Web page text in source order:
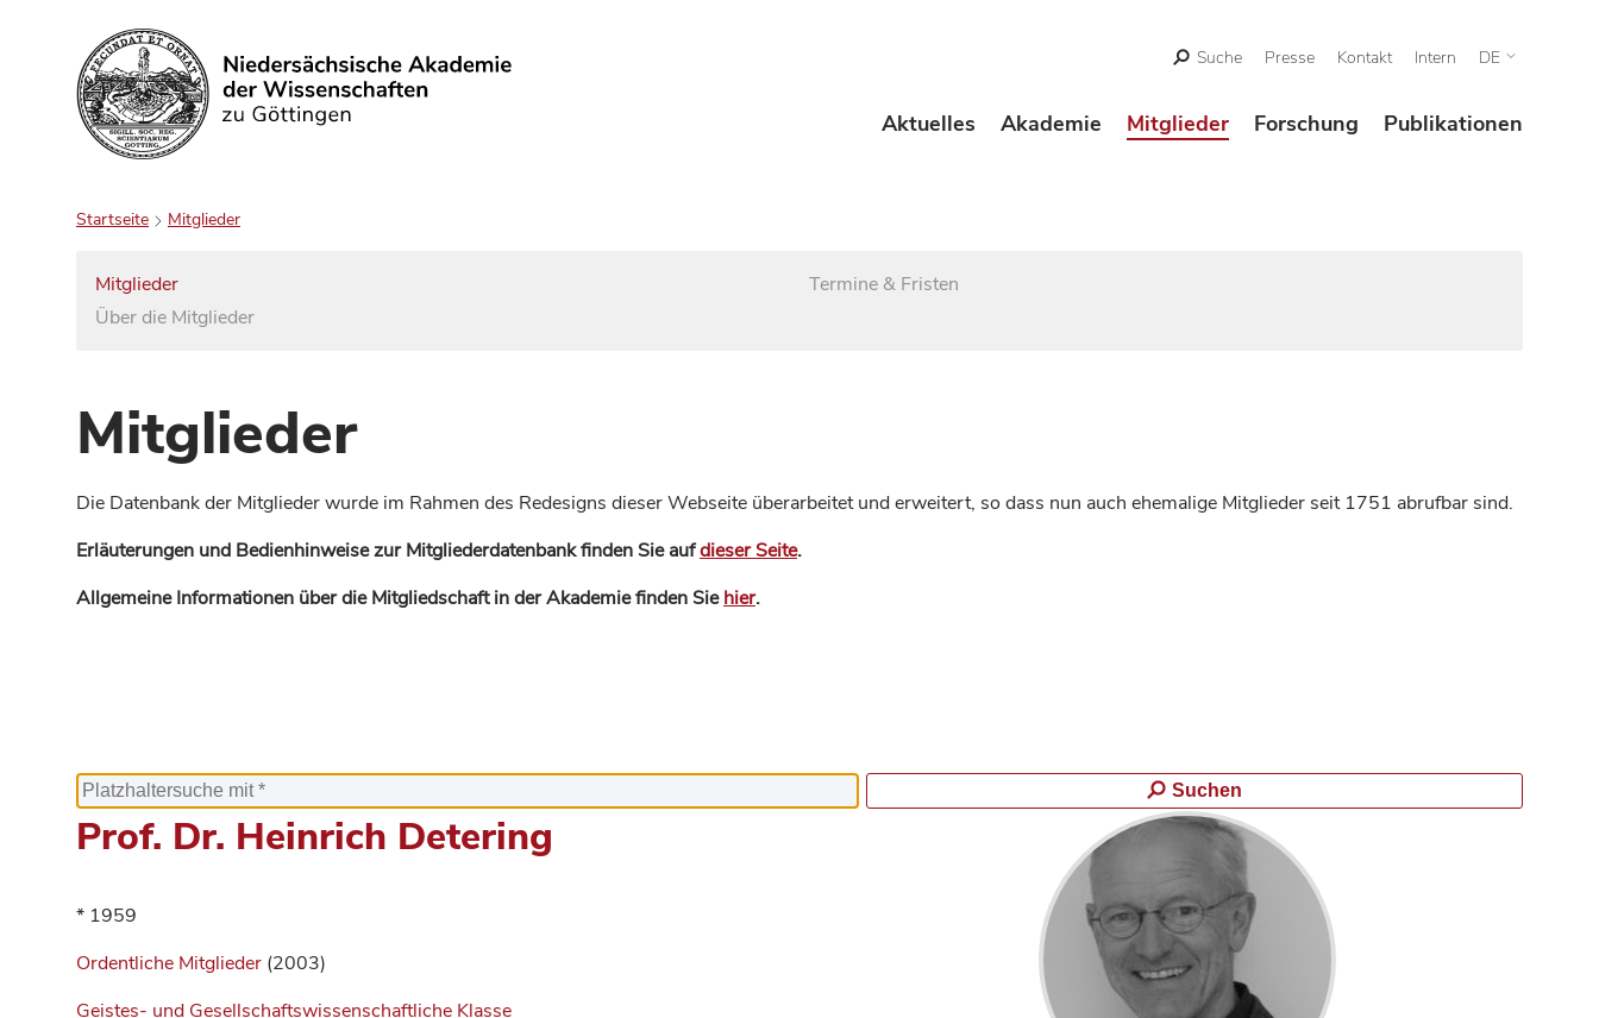
Suchen
Suche Presse Kontakt Intern DE
Aktuelles Akademie Mitglieder Forschung Publikationen
Startseite Mitglieder
Mitglieder
Über die Mitglieder
Termine & Fristen
Mitglieder
Die Datenbank der Mitglieder wurde im Rahmen des Redesigns dieser Webseite überarbeitet und erweitert, so dass nun auch ehemalige Mitglieder seit 1751 abrufbar sind.
Erläuterungen und Bedienhinweise zur Mitgliederdatenbank finden Sie aufdieser Seite.
Allgemeine Informationen über die Mitgliedschaft in der Akademie finden Siehier.
Suchen
Prof. Dr. Heinrich Detering
* 1959
Ordentliche Mitglieder (2003)
Geistes- und Gesellschaftswissenschaftliche Klasse